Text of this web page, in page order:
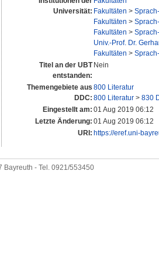
Universität: Fakultäten >
Fakultäten >
Fakultäten >
Univ.-Prof. Dr.
Fakultäten >
Titel an der UBT
entstanden:
Nein
Themengebiete aus
DDC:
800 Literatur
800 Literatur > 830
Eingestellt am: 01 Aug 2019 06:12
Letzte Änderung: 01 Aug 2019 06:12
URI: https://eref.uni-
Bayreuth - Tel. 0921/553450